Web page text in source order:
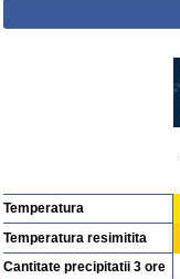
Temperatura
Temperatura resimitita
Cantitate precipitatii 3 ore